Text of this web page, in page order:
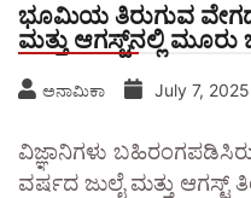
ಭೂಮಿಯ ತಿರುಗುವ
ಮತ್ತು ಆಗಸ್ಟ್‌ನಲ್ಲಿ ಮೂರು
ಅನಾಮಿಕಾ July 7, 2025
ವಿಜ್ಞಾನಿಗಳು
ವರ್ಷದ ಜುಲೈ ಮತ್ತು ಆಗಸ್ಟ್